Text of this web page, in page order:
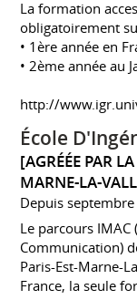
La formation
obligatoirement
• 1ère année en
• 2ème année au
http://
École
[AGRÉÉE PAR
MARNE-LA-
Depuis
Le parcours
Communication)
Paris-Est-Marne-
France, la seule